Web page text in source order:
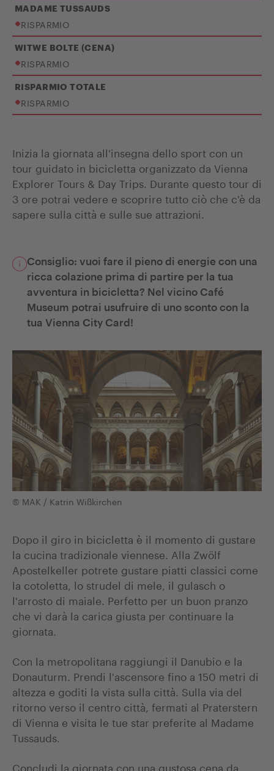
MADAME TUSSAUDS
RISPARMIO
WITWE BOLTE (CENA)
RISPARMIO
RISPARMIO TOTALE
RISPARMIO
Inizia la giornata all'insegna dello sport con un
tour guidato in bicicletta organizzato da Vienna
Explorer Tours & Day Trips. Durante questo tour di
3 ore potrai vedere e scoprire tutto ciò che c'è da
sapere sulla città e sulle sue attrazioni.
Consiglio: vuoi fare il pieno di energie con una
ricca colazione prima di partire per la tua
avventura in bicicletta? Nel vicino Café
Museum potrai usufruire di uno sconto con la
tua Vienna City Card!
© MAK / Katrin Wißkirchen
Dopo il giro in bicicletta è il momento di gustare
la cucina tradizionale viennese. Alla Zwölf
Apostelkeller potrete gustare piatti classici come
la cotoletta, lo strudel di mele, il gulasch o
l'arrosto di maiale. Perfetto per un buon pranzo
che vi darà la carica giusta per continuare la
giornata.
Con la metropolitana raggiungi il Danubio e la
Donauturm. Prendi l'ascensore fino a 150 metri di
altezza e goditi la vista sulla città. Sulla via del
ritorno verso il centro città, fermati al Praterstern
di Vienna e visita le tue star preferite al Madame
Tussauds.
Concludi la giornata con una gustosa cena da